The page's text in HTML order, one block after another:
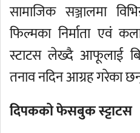
सामाजिक सञ्जालमा
फिल्मका निर्माता एवं
स्टाटस लेख्दै आफूलाई
तनाव नदिन आग्रह गरेका
दिपकको फेसबुक स्ट्टाटस